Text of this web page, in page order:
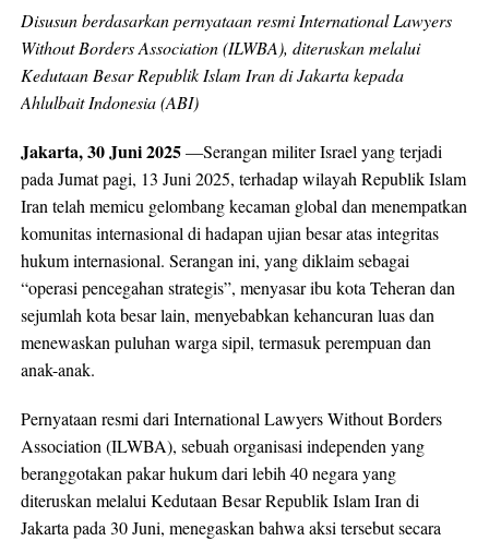
Disusun berdasarkan pernyataan resmi International Lawyers
Without Borders Association (ILWBA), diteruskan melalui
Kedutaan Besar Republik Islam Iran di Jakarta kepada
Ahlulbait Indonesia (ABI)
Jakarta, 30 Juni 2025—Serangan militer Israel yang terjadi
pada Jumat pagi, 13 Juni 2025, terhadap wilayah Republik Islam
Iran telah memicu gelombang kecaman global dan menempatkan
komunitas internasional di hadapan ujian besar atas integritas
hukum internasional. Serangan ini, yang diklaim sebagai
“operasi pencegahan strategis”, menyasar ibu kota Teheran dan
sejumlah kota besar lain, menyebabkan kehancuran luas dan
menewaskan puluhan warga sipil, termasuk perempuan dan
anak-anak.
Pernyataan resmi dari International Lawyers Without Borders
Association (ILWBA), sebuah organisasi independen yang
beranggotakan pakar hukum dari lebih 40 negara yang
diteruskan melalui Kedutaan Besar Republik Islam Iran di
Jakarta pada 30 Juni, menegaskan bahwa aksi tersebut secara